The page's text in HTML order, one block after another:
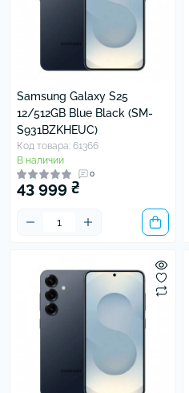
Samsung Galaxy S25
12/512GB Blue Black (SM-
S931BZKHEUC)
Код товара: 61366
В наличии
0
43 999 ₴